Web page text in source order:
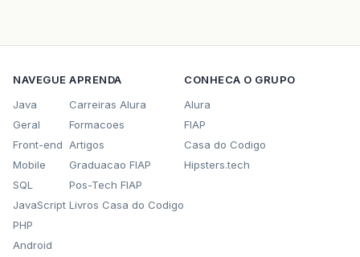
NAVEGUE
Java
Geral
Front-end
Mobile
SQL
JavaScript
PHP
Android
APRENDA
Carreiras Alura
Formacoes
Artigos
Graduacao FIAP
Pos-Tech FIAP
Livros Casa do Codigo
CONHECA O GRUPO
Alura
FIAP
Casa do Codigo
Hipsters.tech